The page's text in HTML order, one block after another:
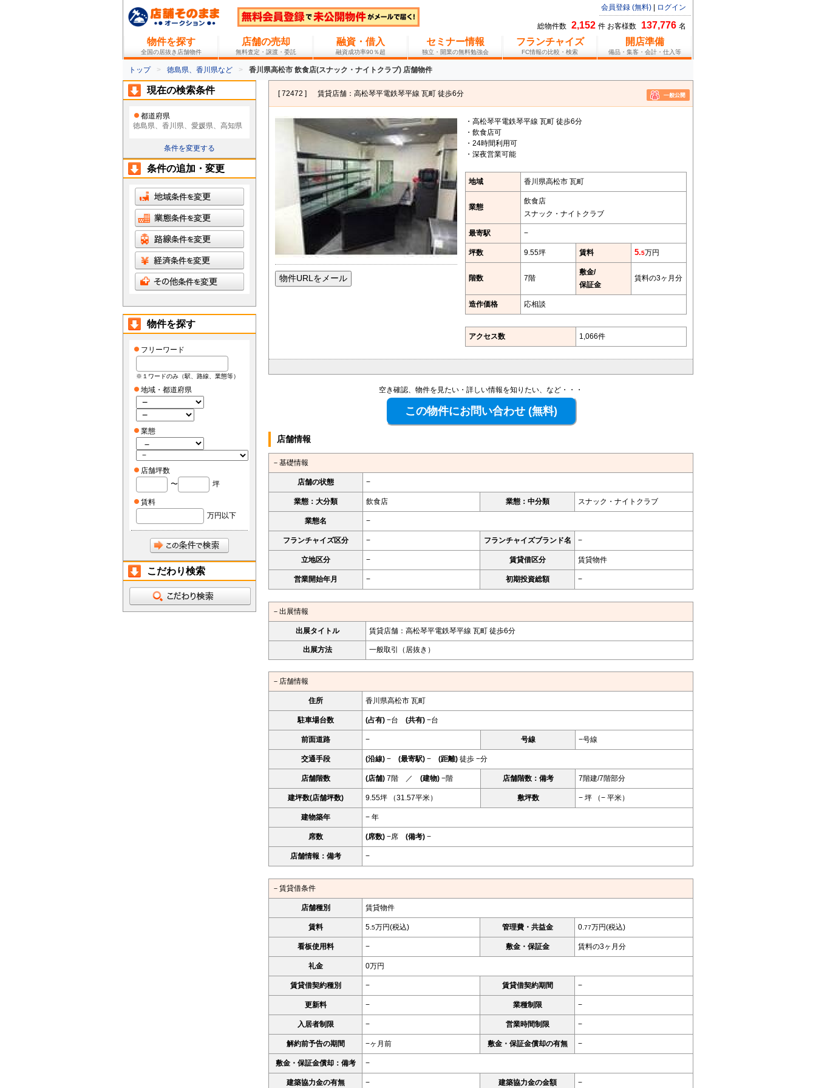
会員登録 (無料) ログイン
総物件数 2,152 件 お客様数 137,776 名
物件を探す
全国の居抜き店舗物件
店舗の売却
無料査定・譲渡・委託
融資・借入
融資成功率90％超
セミナー情報
独立・開業の無料勉強会
フランチャイズ
FC情報の比較・検索
開店準備
備品・集客・会計・仕入等
トップ 徳島県、香川県など 香川県高松市 飲食店(スナック・ナイトクラブ) 店舗物件
[ 72472 ] 賃貸店舗：高松琴平電鉄琴平線 瓦町 徒歩6分
・高松琴平電鉄琴平線 瓦町 徒歩6分
・飲食店可
・24時間利用可
・深夜営業可能
地域 香川県高松市 瓦町
業態
飲食店
スナック・ナイトクラブ
最寄駅 −
坪数 9.55坪 賃料 5.5万円
階数 7階
敷金/
保証金
賃料の3ヶ月分
造作価格 応相談
アクセス数 1,066件
空き確認、物件を見たい・詳しい情報を知りたい、など・・・
店舗情報
－基礎情報
店舗の状態 −
業態：大分類 飲食店 業態：中分類 スナック・ナイトクラブ
業態名 −
フランチャイズ区分 − フランチャイズブランド名 −
立地区分 − 賃貸借区分 賃貸物件
営業開始年月 − 初期投資総額 −
－出展情報
出展タイトル 賃貸店舗：高松琴平電鉄琴平線 瓦町 徒歩6分
出展方法 一般取引（居抜き）
－店舗情報
住所 香川県高松市 瓦町
駐車場台数 (占有) −台 (共有) −台
前面道路 − 号線 −号線
交通手段 (沿線) − (最寄駅) − (距離) 徒歩 −分
店舗階数 (店舗) 7階 ／ (建物) −階 店舗階数：備考 7階建/7階部分
建坪数(店舗坪数) 9.55坪 （31.57平米） 敷坪数 − 坪 （− 平米）
建物築年 − 年
席数 (席数) −席 (備考) −
店舗情報：備考 −
－賃貸借条件
店舗種別 賃貸物件
賃料 5. 5万円(税込) 管理費・共益金 0. 77万円(税込)
看板使用料 − 敷金・保証金 賃料の3ヶ月分
礼金 0万円
賃貸借契約種別 − 賃貸借契約期間 −
更新料 − 業種制限 −
入居者制限 − 営業時間制限 −
解約前予告の期間 −ヶ月前 敷金・保証金償却の有無 −
敷金・保証金償却：備考 −
建築協力金の有無 − 建築協力金の金額 −
現在の検索条件
都道府県
徳島県、香川県、愛媛県、高知県
条件を変更する
条件の追加・変更
物件を探す
フリーワード
※１ワードのみ（駅、路線、業態等）
地域・都道府県
業態
店舗坪数
〜
坪
賃料
万円以下
こだわり検索